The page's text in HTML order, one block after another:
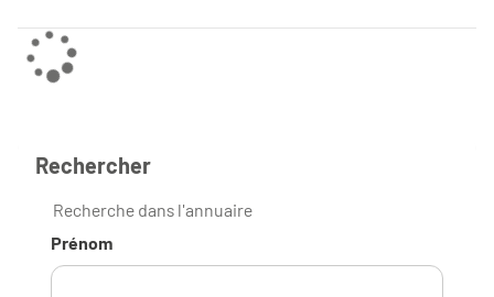
Rechercher
Recherche dans l'annuaire
Prénom